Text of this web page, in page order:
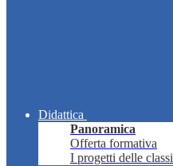
Didattica
Panoramica
Offerta formativa
I progetti delle classi